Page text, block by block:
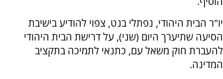
יו"ר הבית היהודי, נפתלי בנט, צפוי להודיע בישיבת
הסיעה שתיערך היום (שני), על דרישת הבית היהודי
להעברת חוק משאל עם, כתנאי לתמיכה בתקציב
המדינה.